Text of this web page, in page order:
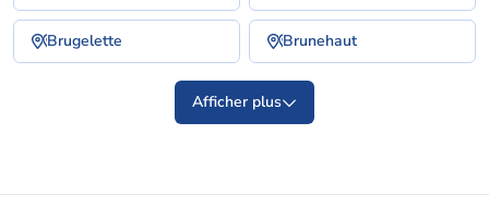
Brugelette Brunehaut
Afficher plus